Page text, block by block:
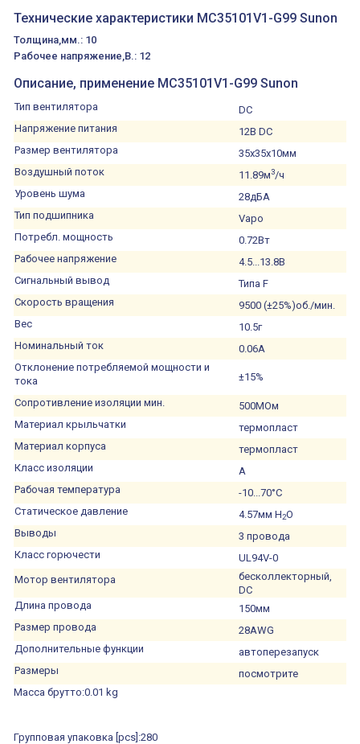
15Ампер 250В
XVR13M05L
Маячок
вращающийся
оранжевый
230VAC 130мм
ВКН8108
Концевой
выключатель /
путевой,
регулируемый
800202300000С | 80 02 0 230 0000 С
800202300000С
реле времени
0.1cек.-10 дней, 10
Технические характеристики MC35101V1-G99 Sunon
Толщина,мм.: 10
Рабочее напряжение,В.: 12
Описание, применение MC35101V1-G99 Sunon
Тип вентилятора
DC
Напряжение питания
12В DC
Размер вентилятора
35x35x10мм
Воздушный поток
11.89м3/ч
Уровень шума
28дБА
Тип подшипника
Vapo
Потребл. мощность
0.72Вт
Рабочее напряжение
4.5...13.8В
Сигнальный вывод
Типа F
Скорость вращения
9500 (±25%)об./мин.
Вес
10.5г
Номинальный ток
0.06А
Отклонение потребляемой мощности и
тока
±15%
Сопротивление изоляции мин.
500МОм
Материал крыльчатки
термопласт
Материал корпуса
термопласт
Класс изоляции
A
Рабочая температура
-10...70°C
Статическое давление
4.57мм H2O
Выводы
3 провода
Класс горючести
UL94V-0
Мотор вентилятора
бесколлекторный,
DC
Длина провода
150мм
Размер провода
28AWG
Дополнительные функции
автоперезапуск
Размеры
посмотрите
Масса брутто:0.01 kg
Групповая упаковка [pcs]:280